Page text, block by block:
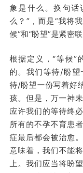
象是什么。换句话
么？ ”，而是“我将
候”和“盼望”是紧密
根据定义，“等候”
的。我们等待/盼望
待/盼望一份写着好
孩。但是，万一神
应许我们的等待终
所有的不孕不育患
症最后都会被治愈
意味着，我们不能
上。我们应当将盼